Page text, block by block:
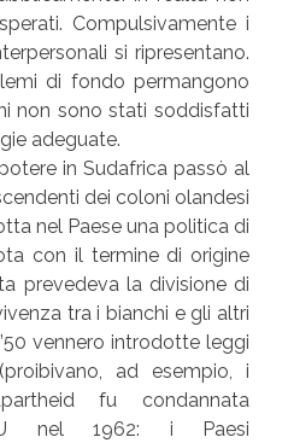
Compulsivamente i
si ripresentano.
di fondo permangono
non sono stati soddisfatti
adeguate.
in Sudafrica passò al
dei coloni olandesi
nel Paese una politica di
con il termine di origine
prevedeva la divisione di
tra i bianchi e gli altri
vennero introdotte leggi
ad esempio, i
fu condannata
nel 1962: i Paesi